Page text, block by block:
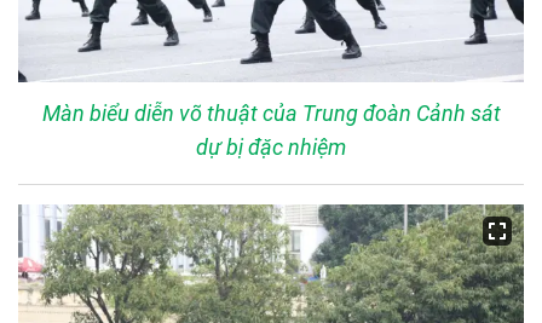
Màn biểu diễn võ thuật của Trung đoàn Cảnh sát
dự bị đặc nhiệm